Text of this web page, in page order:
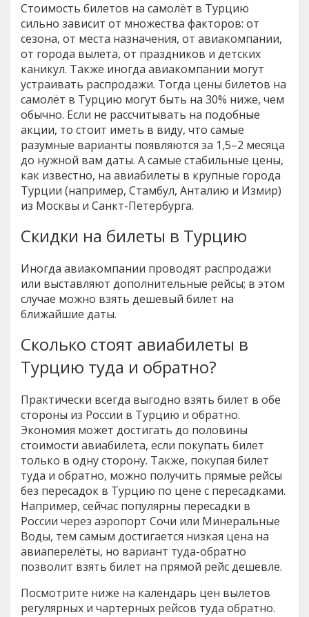
Стоимость билетов на самолёт в Турцию
сильно зависит от множества факторов: от
сезона, от места назначения, от авиакомпании,
от города вылета, от праздников и детских
каникул. Также иногда авиакомпании могут
устраивать распродажи. Тогда цены билетов на
самолёт в Турцию могут быть на 30% ниже, чем
обычно. Если не рассчитывать на подобные
акции, то стоит иметь в виду, что самые
разумные варианты появляются за 1,5–2 месяца
до нужной вам даты. А самые стабильные цены,
как известно, на авиабилеты в крупные города
Турции (например, Стамбул, Анталию и Измир)
из Москвы и Санкт-Петербурга.
Скидки на билеты в Турцию
Иногда авиакомпании проводят распродажи
или выставляют дополнительные рейсы; в этом
случае можно взять дешевый билет на
ближайшие даты.
Сколько стоят авиабилеты в
Турцию туда и обратно?
Практически всегда выгодно взять билет в обе
стороны из России в Турцию и обратно.
Экономия может достигать до половины
стоимости авиабилета, если покупать билет
только в одну сторону. Также, покупая билет
туда и обратно, можно получить прямые рейсы
без пересадок в Турцию по цене с пересадками.
Например, сейчас популярны пересадки в
России через аэропорт Сочи или Минеральные
Воды, тем самым достигается низкая цена на
авиаперелёты, но вариант туда-обратно
позволит взять билет на прямой рейс дешевле.
Посмотрите ниже на календарь цен вылетов
регулярных и чартерных рейсов туда обратно.